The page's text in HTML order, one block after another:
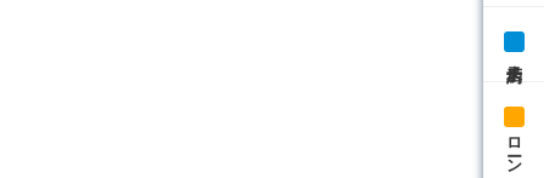
ローン相談